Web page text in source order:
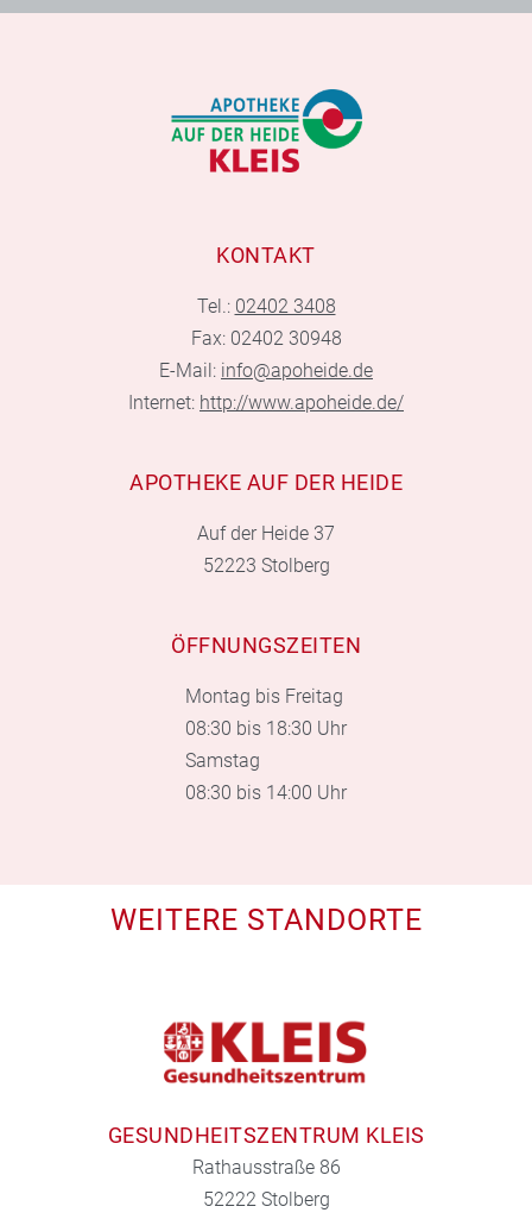
KONTAKT
Tel.: 02402 3408
Fax: 02402 30948
E-Mail: info@apoheide.de
Internet: http://www.apoheide.de/
APOTHEKE AUF DER HEIDE
Auf der Heide 37
52223 Stolberg
ÖFFNUNGSZEITEN
Montag bis Freitag
08:30 bis 18:30 Uhr
Samstag
08:30 bis 14:00 Uhr
WEITERE STANDORTE
GESUNDHEITSZENTRUM KLEIS
Rathausstraße 86
52222 Stolberg